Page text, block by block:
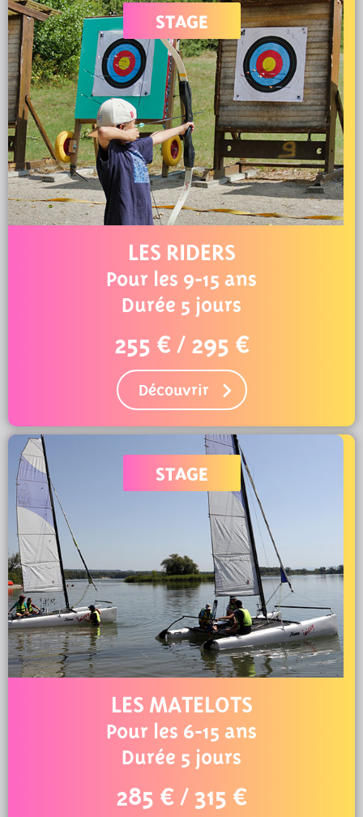
STAGE
LES RIDERS
Pour les 9-15 ans
Durée 5 jours
255 € / 295 €
Découvrir
STAGE
LES MATELOTS
Pour les 6-15 ans
Durée 5 jours
285 € / 315 €